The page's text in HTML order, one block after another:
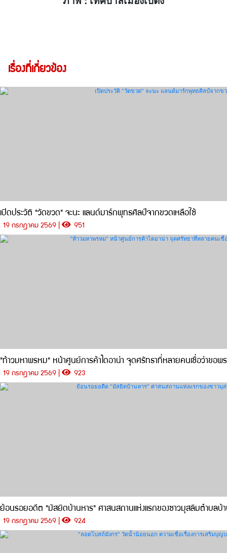
เรื่องที่เกี่ยวข้อง
เปิดประวัติ "วัดขวด" จะนะ แลนด์มาร์กพุทธศิลป์จากขวดเหลือใช้
19 กรกฎาคม 2569 | 951
"ท้าวมหาพรหม" หน้าศูนย์การค้าไดอาน่า จุดศรัทธาที่หลายคนเชื่อว่าขอพ
19 กรกฎาคม 2569 | 923
ย้อนรอยอดีต "มัสยิดบ้านหาร" ศาสนสถานแห่งแรกของชาวมุสลิมตำบลบ้
19 กรกฎาคม 2569 | 924